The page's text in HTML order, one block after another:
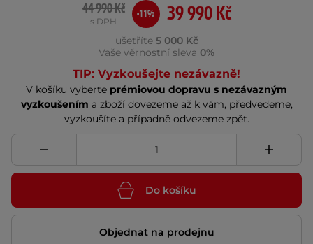
39 990 Kč
44 990 Kč
s DPH
-11%
ušetříte 5 000 Kč
Vaše věrnostní sleva 0%
TIP: Vyzkoušejte nezávazně!
V košíku vyberte prémiovou dopravu s nezávazným
vyzkoušením a zboží dovezeme až k vám, předvedeme,
vyzkoušíte a případně odvezeme zpět.
Do košíku
Objednat na prodejnu